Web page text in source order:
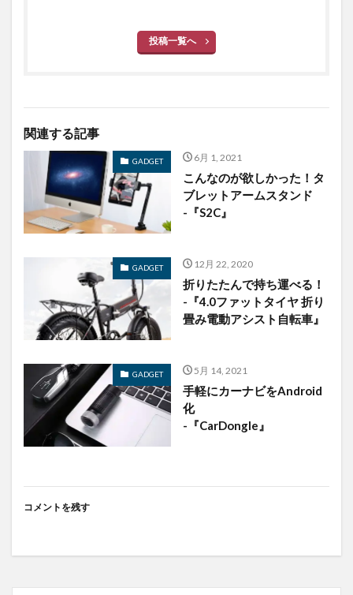
投稿一覧へ
関連する記事
GADGET 6月 1, 2021
こんなのが欲しかった！タ
ブレットアームスタンド
-『S2C』
GADGET 12月 22, 2020
折りたたんで持ち運べる！
-『4.0ファットタイヤ 折り
畳み電動アシスト自転車』
GADGET 5月 14, 2021
手軽にカーナビをAndroid
化
-『CarDongle』
コメントを残す